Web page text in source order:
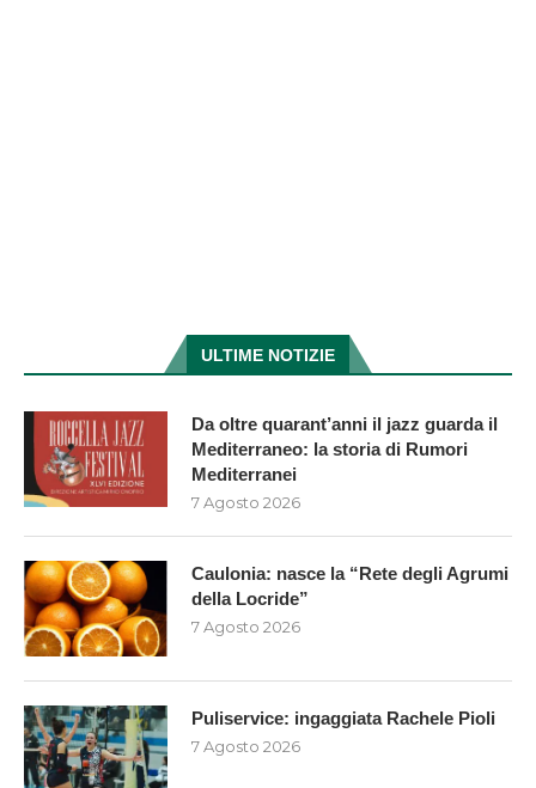
ULTIME NOTIZIE
Da oltre quarant’anni il jazz guarda il
Mediterraneo: la storia di Rumori
Mediterranei
7 Agosto 2026
Caulonia: nasce la “Rete degli Agrumi
della Locride”
7 Agosto 2026
Puliservice: ingaggiata Rachele Pioli
7 Agosto 2026